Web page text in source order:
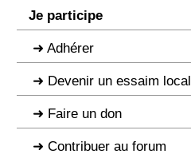
Je participe
Adhérer
Devenir un essaim local
Faire un don
Contribuer au forum